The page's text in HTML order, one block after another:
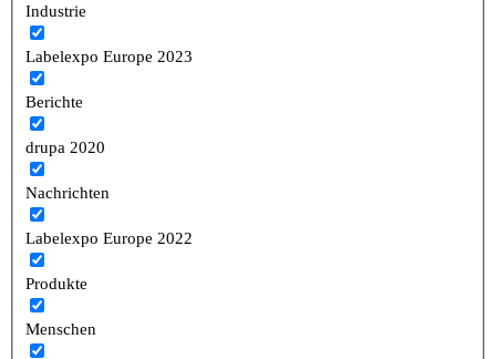
Industrie
Labelexpo Europe 2023
Berichte
drupa 2020
Nachrichten
Labelexpo Europe 2022
Produkte
Menschen